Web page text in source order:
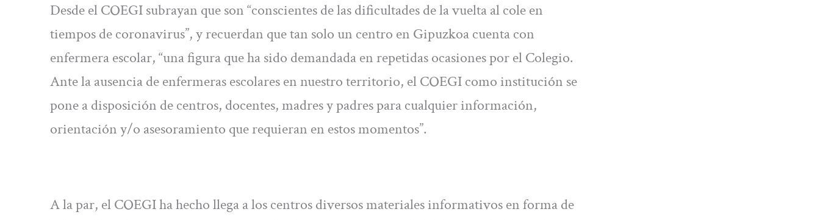
Desde el COEGI subrayan que son “conscientes de las dificultades de la vuelta al cole en
tiempos de coronavirus”, y recuerdan que tan solo un centro en Gipuzkoa cuenta con
enfermera escolar, “una figura que ha sido demandada en repetidas ocasiones por el Colegio.
Ante la ausencia de enfermeras escolares en nuestro territorio, el COEGI como institución se
pone a disposición de centros, docentes, madres y padres para cualquier información,
orientación y/o asesoramiento que requieran en estos momentos”.
A la par, el COEGI ha hecho llega a los centros diversos materiales informativos en forma de